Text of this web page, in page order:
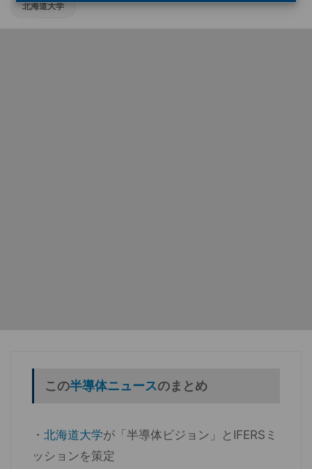
北海道大学
この半導体ニュースのまとめ
・ 北海道大学が「半導体ビジョン」とIFERSミ
ッションを策定